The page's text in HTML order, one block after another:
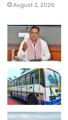
August 2, 2026